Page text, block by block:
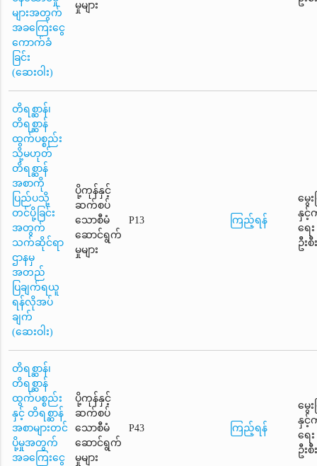
များအတွက်
အခကြေးငွေ
ကောက်ခံ
ခြင်း
(ဆေးဝါး)
မှုများ
တိရစ္ဆာန်၊
တိရစ္ဆာန်
ထွက်ပစ္စည်း
သို့မဟုတ်
တိရစ္ဆာန်
အစာကို
ပြည်ပသို့
တင်ပို့ခြင်း
အတွက်
သက်ဆိုင်ရာ
ဌာနမှ
အတည်
ပြချက်ရယူ
ရန်လိုအပ်
ချက်
(ဆေးဝါး)
ပို့ကုန်နှင့်
ဆက်စပ်
သောစီမံ
ဆောင်ရွက်
မှုများ
P13 ကြည့်ရန်
မွေး
နှ
ရေး
ဦးစီ
တိရစ္ဆာန်၊
တိရစ္ဆာန်
ထွက်ပစ္စည်း
နှင့် တိရစ္ဆာန်
အစာများတင်
ပို့မှုအတွက်
အခကြေးငွေ
ပို့ကုန်နှင့်
ဆက်စပ်
သောစီမံ
ဆောင်ရွက်
မှုများ
P43 ကြည့်ရန်
မွေး
နှ
ရေး
ဦးစီ